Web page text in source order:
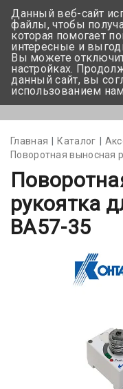
Главная Каталог
Поворотная выносная
рукоятка
ВА57-35
Данный веб-сайт
файлы, чтобы
которая помогает
интересные и
Вы можете
настройках.
данный сайт, вы
использованием